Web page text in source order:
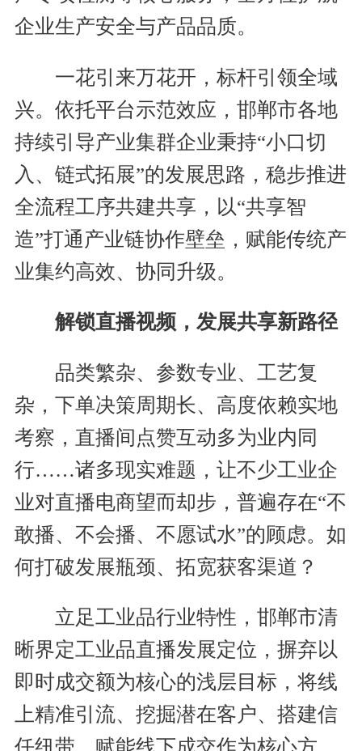
企业生产安全与产品品质。
一花引来万花开，标杆引领全域
兴。依托平台示范效应，邯郸市各地
持续引导产业集群企业秉持“小口切
入、链式拓展”的发展思路，稳步推进
全流程工序共建共享，以“共享智
造”打通产业链协作壁垒，赋能传统产
业集约高效、协同升级。
解锁直播视频，发展共享新路径
品类繁杂、参数专业、工艺复
杂，下单决策周期长、高度依赖实地
考察，直播间点赞互动多为业内同
行……诸多现实难题，让不少工业企
业对直播电商望而却步，普遍存在“不
敢播、不会播、不愿试水”的顾虑。如
何打破发展瓶颈、拓宽获客渠道？
立足工业品行业特性，邯郸市清
晰界定工业品直播发展定位，摒弃以
即时成交额为核心的浅层目标，将线
上精准引流、挖掘潜在客户、搭建信
任纽带、赋能线下成交作为核心方